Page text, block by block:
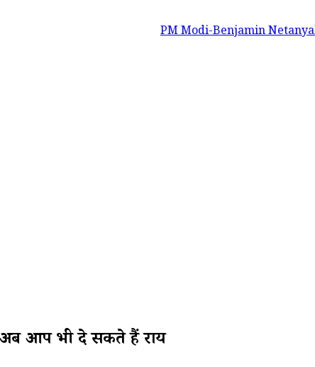
PM Modi-Benjamin Netanyahu Phone
अब आप भी दे सकते हैं राय